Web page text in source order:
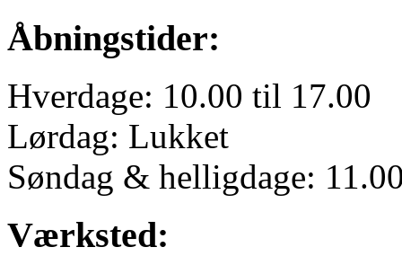
Åbningstider:
Hverdage: 10.00 til 17.00
Lørdag: Lukket
Søndag & helligdage:
Værksted: